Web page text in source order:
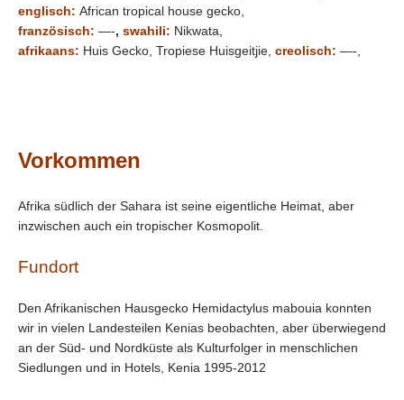
englisch: African tropical house gecko,
französisch: —-, swahili: Nikwata,
afrikaans: Huis Gecko, Tropiese Huisgeitjie creolisch: —-,
Vorkommen
Afrika südlich der Sahara ist seine eigentliche Heimat, aber
inzwischen auch ein tropischer Kosmopolit.
Fundort
Den Afrikanischen Hausgecko Hemidactylus mabouia konnten
wir in vielen Landesteilen Kenias beobachten, aber überwiegend
an der Süd- und Nordküste als Kulturfolger in menschlichen
Siedlungen und in Hotels, Kenia 1995-2012